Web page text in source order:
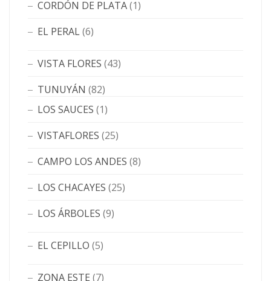
CORDÓN DE PLATA(1)
EL PERAL(6)
VISTA FLORES (43)
TUNUYÁN (82)
LOS SAUCES (1)
VISTAFLORES (25)
CAMPO LOS ANDES (8)
LOS CHACAYES (25)
LOS ÁRBOLES (9)
EL CEPILLO (5)
ZONA ESTE (7)